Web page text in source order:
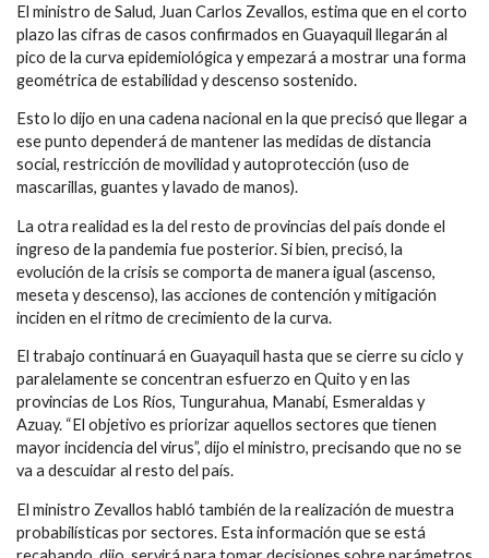
El ministro de Salud, Juan Carlos Zevallos, estima que en el corto
plazo las cifras de casos confirmados en Guayaquil llegarán al
pico de la curva epidemiológica y empezará a mostrar una forma
geométrica de estabilidad y descenso sostenido.
Esto lo dijo en una cadena nacional en la que precisó que llegar a
ese punto dependerá de mantener las medidas de distancia
social, restricción de movilidad y autoprotección (uso de
mascarillas, guantes y lavado de manos).
La otra realidad es la del resto de provincias del país donde el
ingreso de la pandemia fue posterior. Si bien, precisó, la
evolución de la crisis se comporta de manera igual (ascenso,
meseta y descenso), las acciones de contención y mitigación
inciden en el ritmo de crecimiento de la curva.
El trabajo continuará en Guayaquil hasta que se cierre su ciclo y
paralelamente se concentran esfuerzo en Quito y en las
provincias de Los Ríos, Tungurahua, Manabí, Esmeraldas y
Azuay. “El objetivo es priorizar aquellos sectores que tienen
mayor incidencia del virus”, dijo el ministro, precisando que no se
va a descuidar al resto del país.
El ministro Zevallos habló también de la realización de muestra
probabilísticas por sectores. Esta información que se está